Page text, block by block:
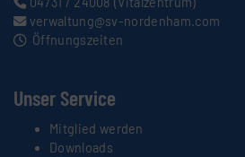
verwaltung@sv-nordenham.com
Öffnungszeiten
Unser Service
Mitglied werden
Downloads